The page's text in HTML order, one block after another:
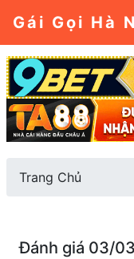
Gái Gọi Hà
Trang Chủ
Đánh giá 03/